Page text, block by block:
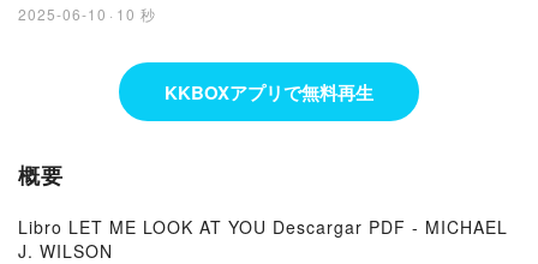
2025-06-10 · 10 秒
KKBOXアプリで無料再生
概要
Libro LET ME LOOK AT YOU Descargar PDF - MICHAEL
J. WILSON